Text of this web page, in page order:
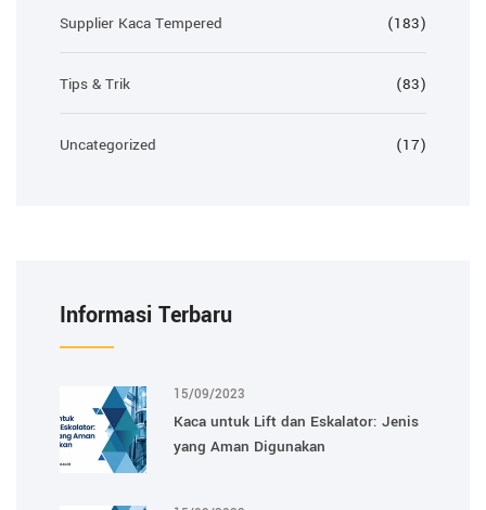
Supplier Kaca Tempered (183)
Tips & Trik (83)
Uncategorized (17)
Informasi Terbaru
15/09/2023
Kaca untuk Lift dan Eskalator: Jenis
yang Aman Digunakan